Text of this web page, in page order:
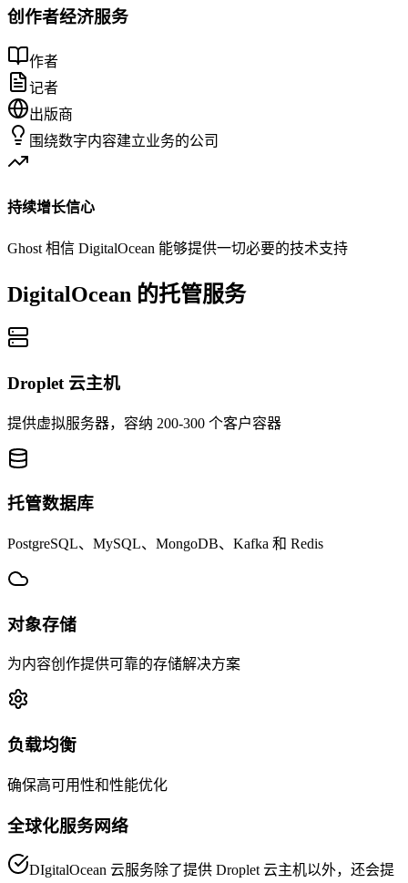
创作者经济服务
作者
记者
出版商
围绕数字内容建立业务的公司
持续增长信心
Ghost 相信 DigitalOcean 能够提供一切必要的技术支持
DigitalOcean 的托管服务
Droplet 云主机
提供虚拟服务器，容纳 200-300 个客户容器
托管数据库
PostgreSQL、MySQL、MongoDB、Kafka 和 Redis
对象存储
为内容创作提供可靠的存储解决方案
负载均衡
确保高可用性和性能优化
全球化服务网络
DIgitalOcean 云服务除了提供 Droplet 云主机以外，还会提